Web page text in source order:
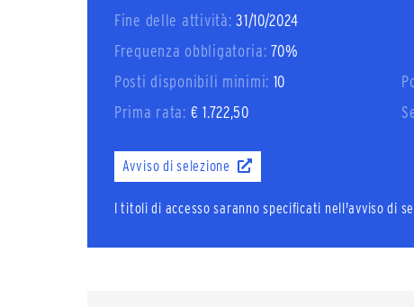
Fine delle attività: 31/10/2024
Frequenza obbligatoria: 70%
Posti disponibili minimi: 10
Prima rata: € 1.722,50
Avviso di selezione
I titoli di accesso saranno specificati nell'avviso di